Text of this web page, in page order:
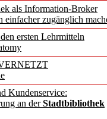
als Information-Broker
zugänglich
ersten Lehrmitteln
Kundenservice:
an derStadtbibliothek
in
neu